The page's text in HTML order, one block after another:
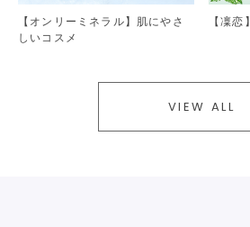
【オンリーミネラル】肌にやさ
しいコスメ
【凜恋】
VIEW ALL